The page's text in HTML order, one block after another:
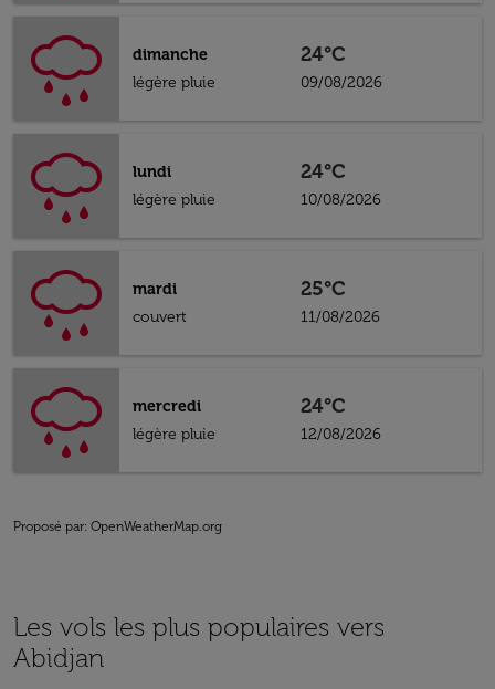
dimanche
légère pluie
24°C
09/08/2026
lundi
légère pluie
24°C
10/08/2026
mardi
couvert
25°C
11/08/2026
mercredi
légère pluie
24°C
12/08/2026
Proposé par: OpenWeatherMap.org
Les vols les plus populaires vers
Abidjan